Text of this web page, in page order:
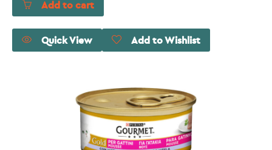
Add to cart
Quick View Add to Wishlist